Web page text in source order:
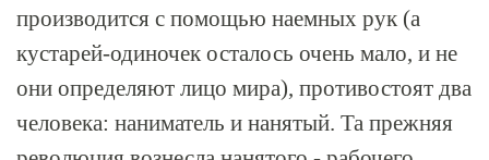
производится с помощью наемных рук (а
кустарей-одиночек осталось очень мало, и не
они определяют лицо мира), противостоят два
человека: наниматель и нанятый. Та прежняя